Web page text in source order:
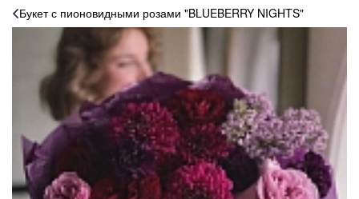
Санкт-Петербург,
Лизы Чайкиной 25
работаем круглосуточно
Букет с пионовидными розами "BLUEBERRY NIGHTS"